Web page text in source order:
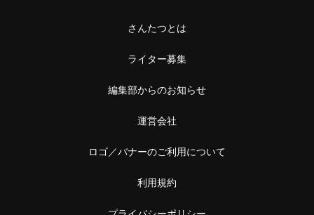
さんたつとは
ライター募集
編集部からのお知らせ
運営会社
ロゴ／バナーのご利用について
利用規約